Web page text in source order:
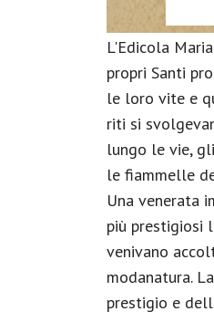
L'Edicola
propri Santi
le loro vite e
riti si
lungo le vie,
le fiammelle
Una venerata
più prestigiosi
venivano
modanatura.
prestigio e